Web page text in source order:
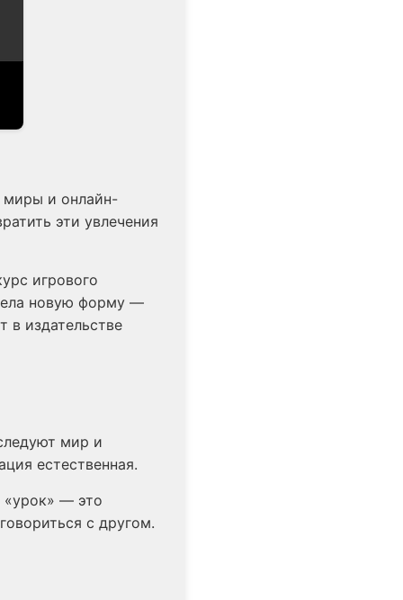
миры и онлайн-
эти увлечения
игрового
новую форму —
в издательстве
мир и
естественная.
«урок» — это
с другом.